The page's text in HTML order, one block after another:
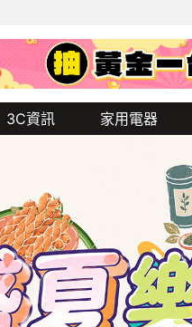
瑜珈墊 水壺 雨衣 衝鋒外套
3C資訊 家用電器